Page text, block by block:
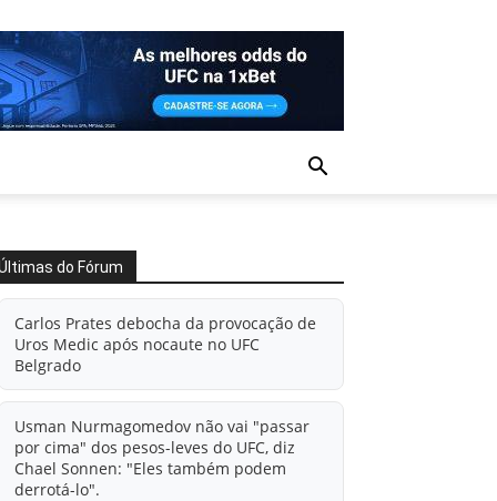
do Fórum
Carlos Prates debocha da provocação de
Uros Medic após nocaute no UFC
Belgrado
Usman Nurmagomedov não vai "passar
por cima" dos pesos-leves do UFC, diz
Chael Sonnen: "Eles também podem
derrotá-lo".